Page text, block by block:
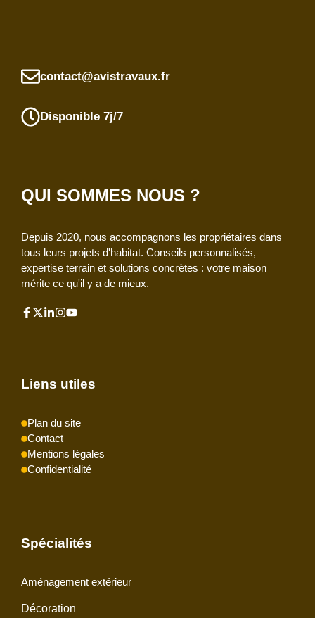
contact@avistravaux.fr
Disponible 7j/7
QUI SOMMES NOUS ?
Depuis 2020, nous accompagnons les propriétaires dans
tous leurs projets d'habitat. Conseils personnalisés,
expertise terrain et solutions concrètes : votre maison
mérite ce qu'il y a de mieux.
Liens utiles
Plan du site
Contact
Mentions légales
Confidentialité
Spécialités
Aménagement extérieur
Décoration